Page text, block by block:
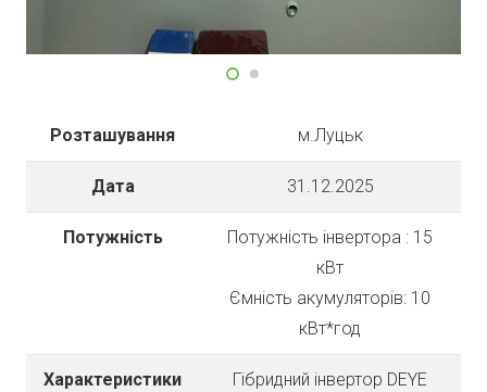
Розташування м.Луцьк
Дата 31.12.2025
Потужність
Потужність інвертора : 15
кВт
Ємність акумуляторів: 10
кВт*год
Характеристики
Гібридний інвертор DEYE